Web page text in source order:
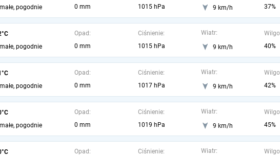
pogodnie
0 mm
1015 hPa
9 km/h
37%
pogodnie
Opad:
0 mm
Ciśnienie:
1015 hPa
Wiatr:
9 km/h
40%
pogodnie
Opad:
0 mm
Ciśnienie:
1017 hPa
Wiatr:
9 km/h
42%
pogodnie
Opad:
0 mm
Ciśnienie:
1019 hPa
Wiatr:
9 km/h
45%
Opad: Ciśnienie: Wiatr: